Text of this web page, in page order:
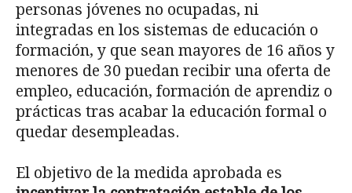
personas jóvenes no ocupadas, ni
integradas en los sistemas de educación o
formación, y que sean mayores de 16 años y
menores de 30 puedan recibir una oferta de
empleo, educación, formación de aprendiz o
prácticas tras acabar la educación formal o
quedar desempleadas.
El objetivo de la medida aprobada es